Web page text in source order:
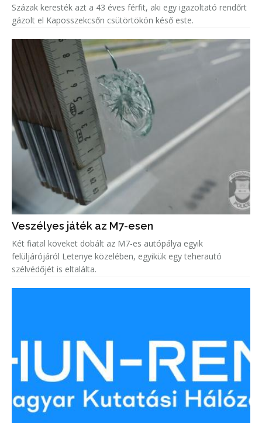
Százak keresték azt a 43 éves férfit, aki egy igazoltató rendőrt
gázolt el Kaposszekcsőn csütörtökön késő este.
Veszélyes játék az M7-esen
Két fiatal köveket dobált az M7-es autópálya egyik
felüljárójáról Letenye közelében, egyikük egy teherautó
szélvédőjét is eltalálta.